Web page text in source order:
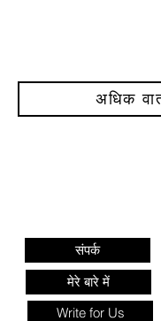
अधिक
संपर्क
मेरे बारे में
Write for Us